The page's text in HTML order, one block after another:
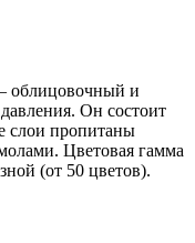
облицовочный и
Он состоит
слои пропитаны
Цветовая гамма
(от 50 цветов).